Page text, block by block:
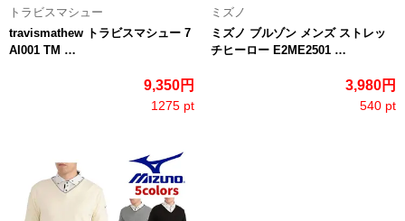
トラビスマシュー
travismathew トラビスマシュー 7
AI001 TM …
9,350円
1275 pt
ミズノ
ミズノ ブルゾン メンズ ストレッ
チヒーロー E2ME2501 …
3,980円
540 pt